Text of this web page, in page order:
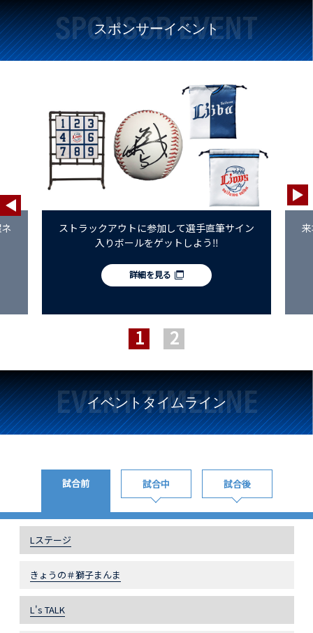
SPONSOR EVENT
スポンサーイベント
ストラックアウトに参加して選手直筆サイン
入りボールをゲットしよう‼
詳細を見る
EVENT TIMELINE
イベントタイムライン
試合前 試合中 試合後
Lステージ
きょうの＃獅子まんま
L's TALK